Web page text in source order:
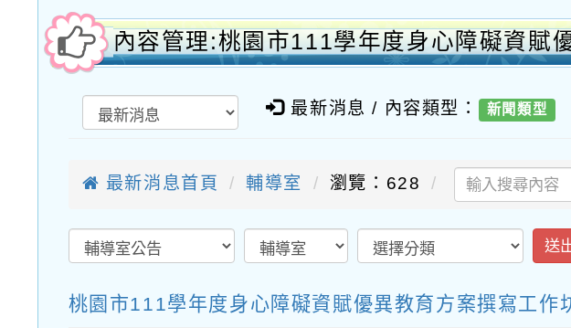
內容管理:桃園市111學年度身心障礙資賦
最新消息 / 內容類型： 新聞類型
最新消息首頁 輔導室 瀏覽：628
送
桃園市111學年度身心障礙資賦優異教育方案撰寫工作